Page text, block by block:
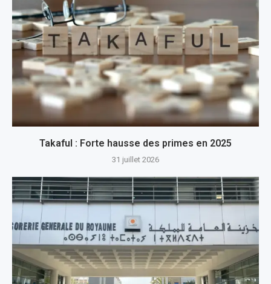
Takaful : Forte hausse des primes en 2025
31 juillet 2026